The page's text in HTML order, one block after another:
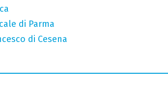
di Parma
di Cesena